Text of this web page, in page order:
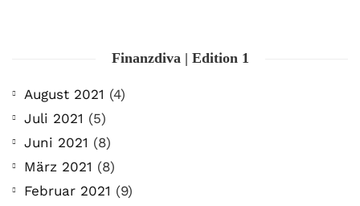
Finanzdiva | Edition 1
August 2021 (4)
Juli 2021 (5)
Juni 2021 (8)
März 2021 (8)
Februar 2021 (9)